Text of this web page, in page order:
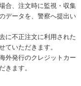
合、注文時に監視・収集
データを、警察へ提出い
に不正注文に利用された
ていただきます。
外発行のクレジットカー
きます。